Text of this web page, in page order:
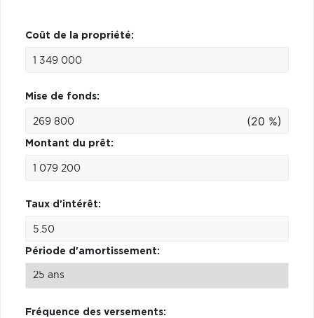
Coût de la propriété:
Mise de fonds:
(20 %)
Montant du prêt:
Taux d'intérêt:
Période d'amortissement:
Fréquence des versements: